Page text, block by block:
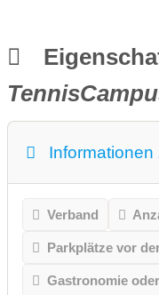
Informationen
Verband
Parkplätze vor
Gastronomie